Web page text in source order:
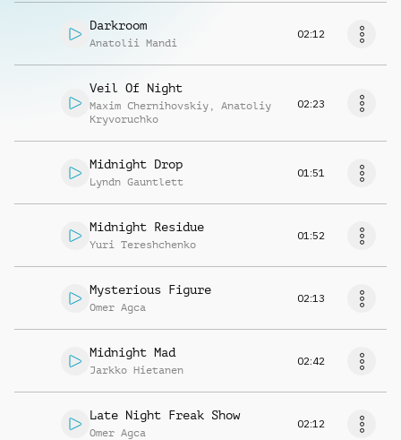
Darkroom
Anatolii Mandi
02:12
Veil Of Night
Maxim Chernihovskiy , Anatoliy
Kryvoruchko
02:23
Midnight Drop
Lyndn Gauntlett
01:51
Midnight Residue
Yuri Tereshchenko
01:52
Mysterious Figure
Omer Agca
02:13
Midnight Mad
Jarkko Hietanen
02:42
Late Night Freak Show
Omer Agca
02:12